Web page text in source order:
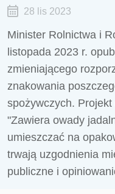
28 lis 2023
Minister Rolnictwa i
listopada 2023 r.
zmieniającego
znakowania
spożywczych.
"Zawiera owady
umieszczać na
trwają uzgodnienia
publiczne i